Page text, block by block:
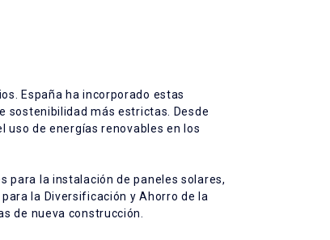
España ha incorporado estas
sostenibilidad más estrictas. Desde
uso de energías renovables en los
para la instalación de paneles solares,
la Diversificación y Ahorro de la
de nueva construcción.